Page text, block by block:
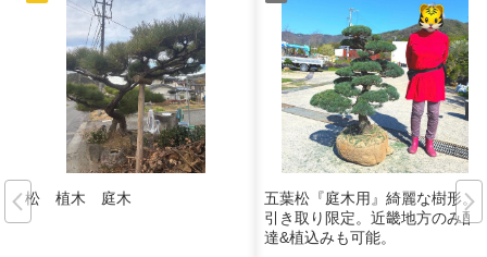
松 植木 庭木
五葉松『庭木用』綺麗な樹形。
引き取り限定。近畿地方のみ配
達&植込みも可能。